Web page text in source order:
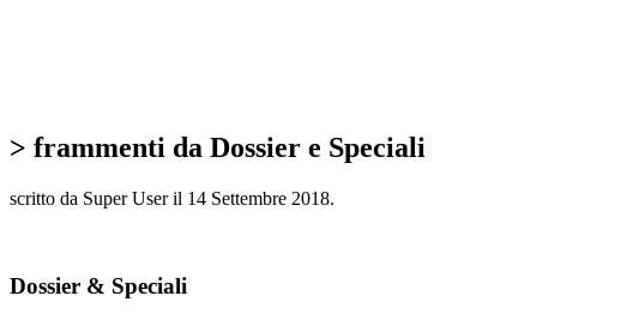
> frammenti da Dossier e Speciali
scritto da Super User il 14 Settembre 2018.
Dossier & Speciali